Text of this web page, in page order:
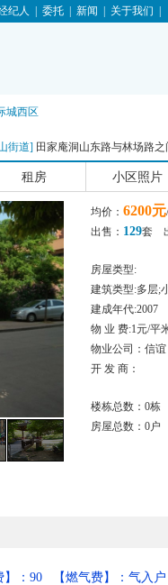
纪人 委托| 新闻 关于我们
城西区
街道] 田家庵洞山东路与林场路之
租房 小区照片
均价： 6200元
出售： 129套
房屋类型:
建筑类型:多层;
建成年代:2007
物 业 费:1元/平
物业公司：信谊
开 发 商：
楼栋总数：0
房屋总数：0
】：90 【燃气费】：气入